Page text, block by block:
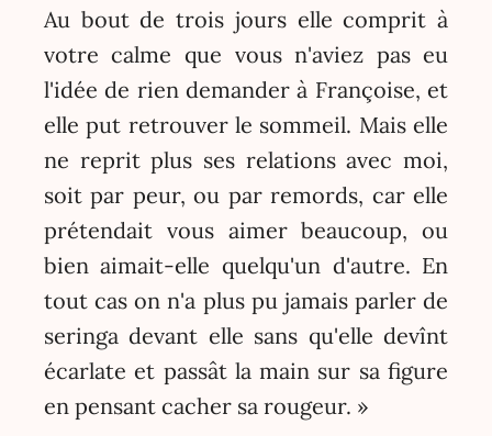
Au bout de trois jours elle comprit à
votre calme que vous n'aviez pas eu
l'idée de rien demander à Françoise, et
elle put retrouver le sommeil. Mais elle
ne reprit plus ses relations avec moi,
soit par peur, ou par remords, car elle
prétendait vous aimer beaucoup, ou
bien aimait-elle quelqu'un d'autre. En
tout cas on n'a plus pu jamais parler de
seringa devant elle sans qu'elle devînt
écarlate et passât la main sur sa figure
en pensant cacher sa rougeur. »